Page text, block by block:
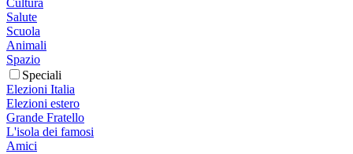
Cultura
Salute
Scuola
Animali
Spazio
Speciali
Elezioni Italia
Elezioni estero
Grande Fratello
L'isola dei famosi
Amici